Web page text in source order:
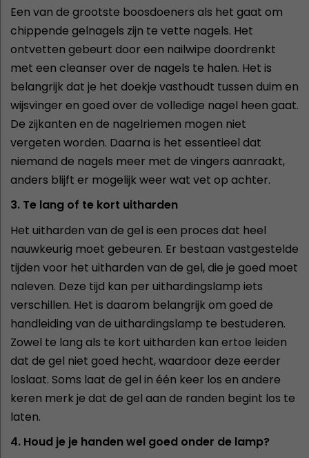
Een van de grootste boosdoeners als het gaat om
chippende gelnagels zijn te vette nagels. Het
ontvetten gebeurt door een nailwipe doordrenkt
met een cleanser over de nagels te halen. Het is
belangrijk dat je het doekje vasthoudt tussen duim en
wijsvinger en goed over de volledige nagel heen gaat.
De zijkanten en de nagelriemen mogen niet
vergeten worden. Daarna is het essentieel dat
niemand de nagels meer met de vingers aanraakt,
anders blijft er mogelijk weer wat vet op achter.
3. Te lang of te kort uitharden
Het uitharden van de gel is een proces dat heel
nauwkeurig moet gebeuren. Er bestaan vastgestelde
tijden voor het uitharden van de gel, die je goed moet
naleven. Deze tijd kan per uithardingslamp iets
verschillen. Het is daarom belangrijk om goed de
handleiding van de uithardingslamp te bestuderen.
Zowel te lang als te kort uitharden kan ertoe leiden
dat de gel niet goed hecht, waardoor deze eerder
loslaat. Soms laat de gel in één keer los en andere
keren merk je dat de gel aan de randen begint los te
laten.
4. Houd je je handen wel goed onder de lamp?